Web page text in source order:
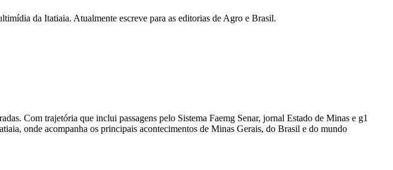
da Itatiaia. Atualmente escreve para as editorias de Agro e Brasil.
Com trajetória que inclui passagens pelo Sistema Faemg Senar, jornal Estado de Minas e g1
onde acompanha os principais acontecimentos de Minas Gerais, do Brasil e do mundo